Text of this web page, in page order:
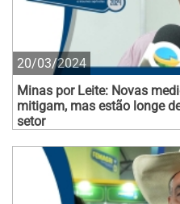
20/03/2024
Minas por Leite: Novas
mitigam, mas estão longe
setor